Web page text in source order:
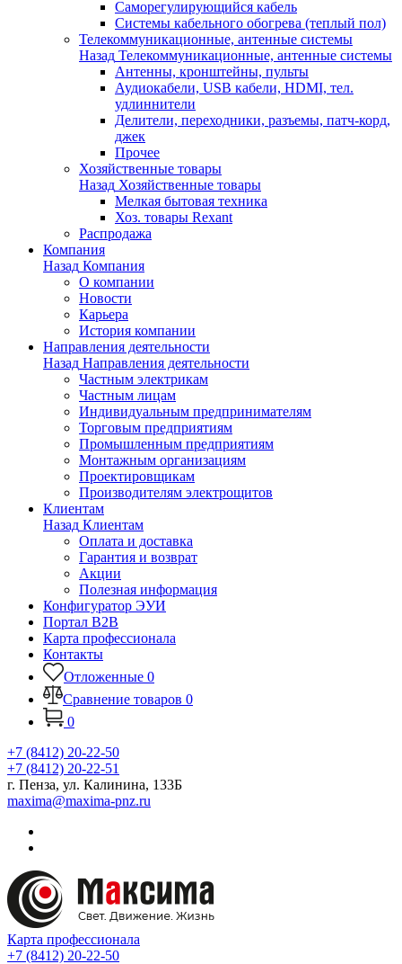
Саморегулирующийся кабель
Системы кабельного обогрева (теплый пол)
Телекоммуникационные, антенные системы
Назад Телекоммуникационные, антенные системы
Антенны, кронштейны, пульты
Аудиокабели, USB кабели, HDMI, тел.
удлиннители
Делители, переходники, разъемы, патч-корд,
джек
Прочее
Хозяйственные товары
Назад Хозяйственные товары
Мелкая бытовая техника
Хоз. товары Rexant
Распродажа
Компания
Назад Компания
О компании
Новости
Карьера
История компании
Направления деятельности
Назад Направления деятельности
Частным электрикам
Частным лицам
Индивидуальным предпринимателям
Торговым предприятиям
Промышленным предприятиям
Монтажным организациям
Проектировщикам
Производителям электрощитов
Клиентам
Назад Клиентам
Оплата и доставка
Гарантия и возврат
Акции
Полезная информация
Конфигуратор ЭУИ
Портал B2B
Карта профессионала
Контакты
Отложенные 0
Сравнение товаров 0
0
+7 (8412) 20-22-50
+7 (8412) 20-22-51
г. Пенза, ул. Калинина, 133Б
maxima@maxima-pnz.ru
Карта профессионала
+7 (8412) 20-22-50